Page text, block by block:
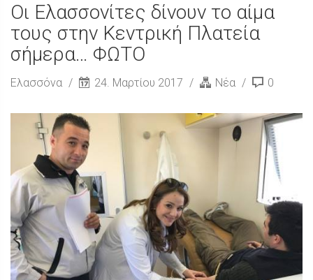
Οι Ελασσονίτες δίνουν το αίμα
τους στην Κεντρική Πλατεία
σήμερα… ΦΩΤΟ
Ελασσόνα 24. Μαρτίου 2017 Νέα 0